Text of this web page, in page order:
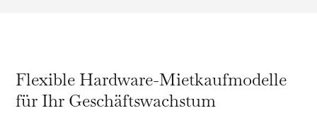
Flexible Hardware-Mietkaufmodelle
für Ihr Geschäftswachstum